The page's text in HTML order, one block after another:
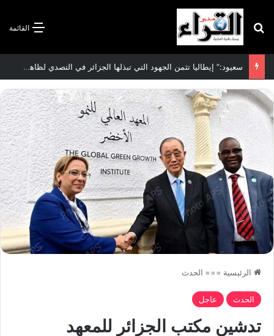
القائمة بحث عن
سعيود:” إيطاليا تثمن الجهود التي تبذلها الجزائر في التصدي لظاهرة الهجرة غير الشرعية”
الرئيسية === الحدث
الحدث عاجل
تدشين مكتب الجزائر للمعهد